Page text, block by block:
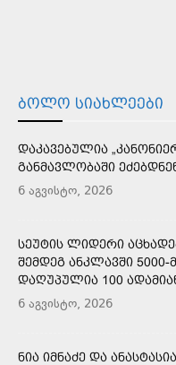
ᲑᲝᲚᲝ ᲡᲘᲐᲮᲚᲔᲔᲑᲘ
ᲓᲐᲙᲐᲕᲔᲑᲣᲚᲘᲐ
ᲒᲐᲜᲛᲐᲕᲚᲝᲑᲐᲨᲘ
6 აგვისტო, 2026
ᲡᲔᲣᲢᲘᲡ ᲚᲘᲓᲔᲠᲘ
ᲨᲔᲛᲓᲔᲒ ᲐᲜᲙᲚᲐᲕᲨᲘ
ᲓᲐᲦᲣᲞᲣᲚᲘᲐ 100
6 აგვისტო, 2026
ᲜᲘᲐ ᲘᲛᲜᲐᲫᲔ ᲓᲐ